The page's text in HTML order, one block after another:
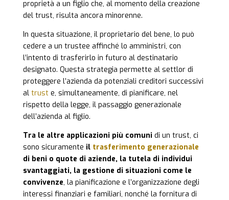
proprietà a un figlio che, al momento della creazione
del trust, risulta ancora minorenne.
In questa situazione, il proprietario del bene, lo può
cedere a un trustee affinché lo amministri, con
l’intento di trasferirlo in futuro al destinatario
designato. Questa strategia permette al settlor di
proteggere l’azienda da potenziali creditori successivi
al truste, simultaneamente, di pianificare, nel
rispetto della legge, il passaggio generazionale
dell’azienda al figlio.
Tra le altre applicazioni più comuni di un trust, ci
sono sicuramente il trasferimento generazionale
di beni o quote di aziende, la tutela di individui
svantaggiati, la gestione di situazioni come le
convivenze, la pianificazione e l’organizzazione degli
interessi finanziari e familiari, nonché la fornitura di